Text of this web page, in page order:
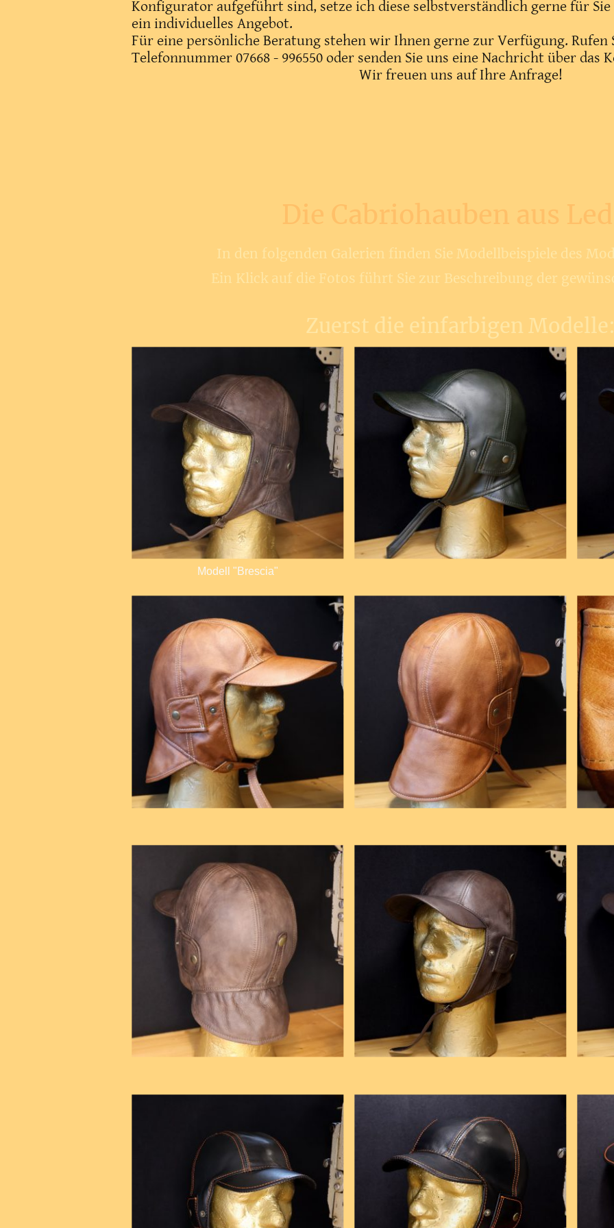
Konfigurator aufgeführt sind, setze ich diese selbstverständlich gerne für
ein individuelles Angebot.
Für eine persönliche Beratung stehen wir Ihnen gerne zur Verfügung. Rufen
Telefonnummer 07668 - 996550 oder senden Sie uns eine Nachricht über
Wir freuen uns auf Ihre Anfrage!
In den folgenden Galerien finden Sie Modellbeispiele des
Ein Klick auf die Fotos führt Sie zur Beschreibung der
Zuerst die einfarbigen
Modell "Brescia"